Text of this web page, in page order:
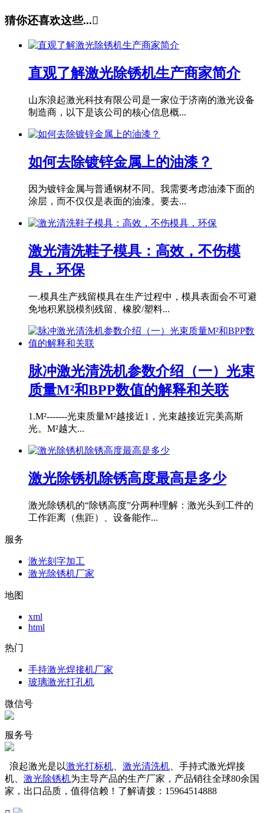
猜你还喜欢这些...
直观了解激光除锈机生产商家简介
山东浪起激光科技有限公司是一家位于济南的激光设备
制造商，以下是该公司的核心信息概...
如何去除镀锌金属上的油漆？
因为镀锌金属与普通钢材不同。我需要考虑油漆下面的
涂层，而不仅仅是表面的油漆。要去...
激光清洗鞋子模具：高效，不伤模
具，环保
一.模具生产残留模具在生产过程中，模具表面会不可避
免地积累脱模剂残留、橡胶/塑料...
脉冲激光清洗机参数介绍（一）光束
质量M²和BPP数值的解释和关联
1.M²-------光束质量M²越接近1，光束越接近完美高斯
光。M²越大...
激光除锈机除锈高度最高是多少
激光除锈机的“除锈高度”分两种理解：激光头到工件的
工作距离（焦距）、设备能作...
服务
激光刻字加工
激光除锈机厂家
地图
xml
html
热门
手持激光焊接机厂家
玻璃激光打孔机
微信号
服务号
浪起激光是以激光打标机 激光清洗机 、手持式激光焊接
机、 激光除锈机为主导产品的生产厂家，产品销往全球80余国
家，出口品质，值得信赖！了解请拨：15964514888